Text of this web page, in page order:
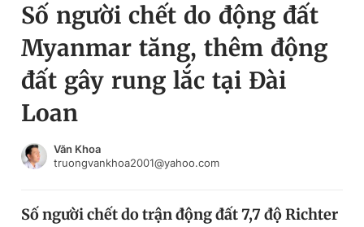
Chuyên mục
Chuyên mục khác
Chào ngày mới
Tin thị trường Tin 360
Video Magazine
Đổi mật khẩu
Tin đã lưu
Tin đã xem
Số người chết do động đất
Myanmar tăng, thêm động
đất gây rung lắc tại Đài
Loan
Văn Khoa
truongvankhoa2001@yahoo.com
Số người chết do trận động đất 7,7 độ Richter